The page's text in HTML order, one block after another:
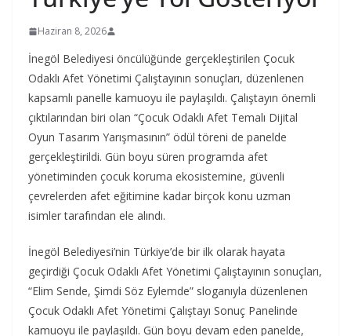
Haziran 8, 2026
İnegöl Belediyesi öncülüğünde gerçekleştirilen Çocuk
Odaklı Afet Yönetimi Çalıştayının sonuçları, düzenlenen
kapsamlı panelle kamuoyu ile paylaşıldı. Çalıştayın önemli
çıktılarından biri olan “Çocuk Odaklı Afet Temalı Dijital
Oyun Tasarım Yarışmasının” ödül töreni de panelde
gerçekleştirildi. Gün boyu süren programda afet
yönetiminden çocuk koruma ekosistemine, güvenli
çevrelerden afet eğitimine kadar birçok konu uzman
isimler tarafından ele alındı.
İnegöl Belediyesi’nin Türkiye’de bir ilk olarak hayata
geçirdiği Çocuk Odaklı Afet Yönetimi Çalıştayının sonuçları,
“Elim Sende, Şimdi Söz Eylemde” sloganıyla düzenlenen
Çocuk Odaklı Afet Yönetimi Çalıştayı Sonuç Panelinde
kamuoyu ile paylaşıldı. Gün boyu devam eden panelde,